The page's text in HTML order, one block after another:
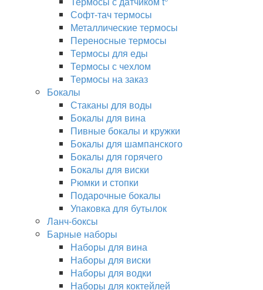
Софт-тач термосы
Металлические термосы
Переносные термосы
Термосы для еды
Термосы с чехлом
Термосы на заказ
Бокалы
Стаканы для воды
Бокалы для вина
Пивные бокалы и кружки
Бокалы для шампанского
Бокалы для горячего
Бокалы для виски
Рюмки и стопки
Подарочные бокалы
Упаковка для бутылок
Ланч-боксы
Барные наборы
Наборы для вина
Наборы для виски
Наборы для водки
Наборы для коктейлей